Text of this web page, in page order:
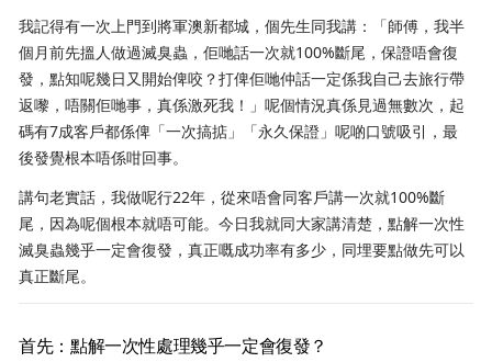
我記得有一次上門到將軍澳新都城，個先生同我講：「師傅，我半
個月前先搵人做過滅臭蟲，佢哋話一次就100%斷尾，保證唔會復
發，點知呢幾日又開始俾咬？打俾佢哋仲話一定係我自己去旅行帶
返嚟，唔關佢哋事，真係激死我！」呢個情況真係見過無數次，起
碼有7成客戶都係俾「一次搞掂」「永久保證」呢啲口號吸引，最
後發覺根本唔係咁回事。
講句老實話，我做呢行22年，從來唔會同客戶講一次就100%斷
尾，因為呢個根本就唔可能。今日我就同大家講清楚，點解一次性
滅臭蟲幾乎一定會復發，真正嘅成功率有多少，同埋要點做先可以
真正斷尾。
首先：點解一次性處理幾乎一定會復發？